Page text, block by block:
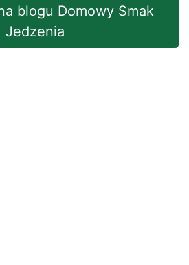
blogu Domowy Smak
Jedzenia